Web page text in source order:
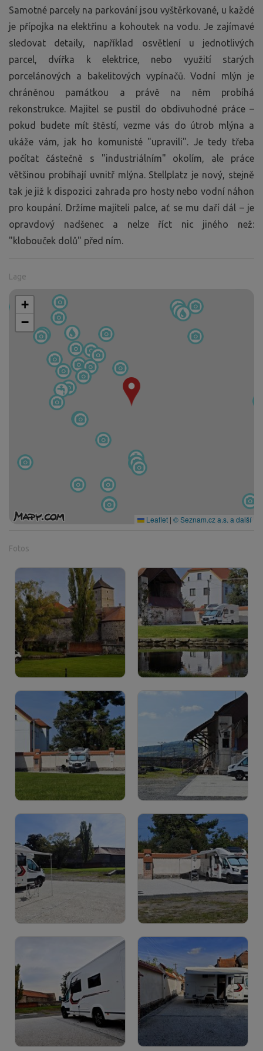
Samotné parcely na parkování jsou vyštěrkované, u každé
je přípojka na elektřinu a kohoutek na vodu. Je zajímavé
sledovat detaily, například osvětlení u jednotlivých
parcel, dvířka k elektrice, nebo využití starých
porcelánových a bakelitových vypínačů. Vodní mlýn je
chráněnou památkou a právě na něm probíhá
rekonstrukce. Majitel se pustil do obdivuhodné práce –
pokud budete mít štěstí, vezme vás do útrob mlýna a
ukáže vám, jak ho komunisté "upravili". Je tedy třeba
počítat částečně s "industriálním" okolím, ale práce
většinou probíhají uvnitř mlýna. Stellplatz je nový, stejně
tak je již k dispozici zahrada pro hosty nebo vodní náhon
pro koupání. Držíme majiteli palce, ať se mu daří dál – je
opravdový nadšenec a nelze říct nic jiného než:
"klobouček dolů" před ním.
Lage
+
−
Leaflet | © Seznam.cz a.s. a další
Fotos